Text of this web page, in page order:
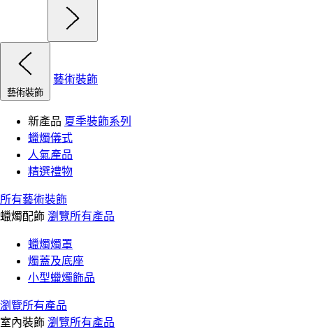
藝術裝飾
藝術裝飾
新產品 夏季裝飾系列
蠟燭儀式
人氣產品
精選禮物
所有藝術裝飾
蠟燭配飾 瀏覽所有產品
蠟燭燭罩
燭蓋及底座
小型蠟燭飾品
瀏覽所有產品
室內裝飾 瀏覽所有產品